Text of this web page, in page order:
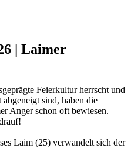
| Laimer
Feierkultur herrscht und
sind, haben die
Anger schon oft bewiesen.
Laim (25) verwandelt sich der